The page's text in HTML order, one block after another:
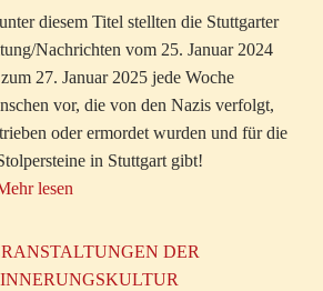
diesem Titel stellten die Stuttgarter
Nachrichten vom 25. Januar 2024
27. Januar 2025 jede Woche
vor, die von den Nazis verfolgt,
oder ermordet wurden und für die
in Stuttgart gibt!
lesen
DER